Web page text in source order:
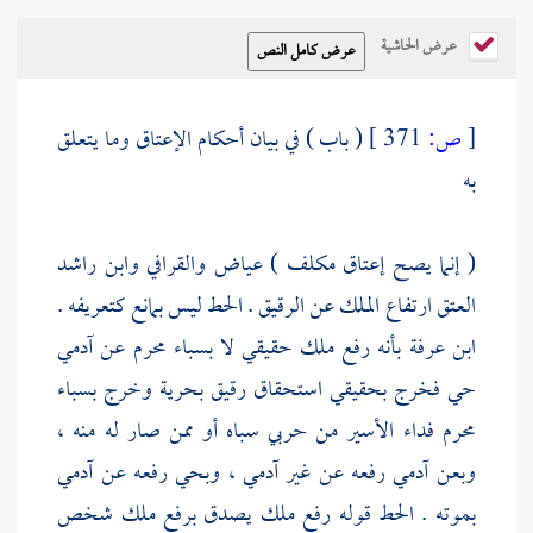
عرض الحاشية
[ص:
( باب ) في بيان أحكام الإعتاق وما يتعلق
به
( إنما يصح إعتاق مكلف )عياض والقرافيوابن راشد
العتق ارتفاع الملك عن الرقيق . الحط ليس بمانع كتعريفه .
ابن عرفة بأنه رفع ملك حقيقي لا بسباء محرم عن آدمي
حي فخرج بحقيقي استحقاق رقيق بحرية وخرج بسباء
محرم فداء الأسير من حربي سباه أو ممن صار له منه ،
وبعن آدمي رفعه عن غير آدمي ، وبحي رفعه عن آدمي
بموته . الحط قوله رفع ملك يصدق برفع ملك شخص